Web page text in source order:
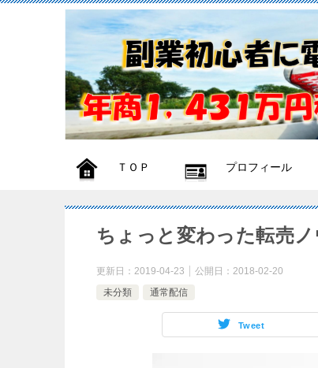
ＴＯＰ プロフィール
ちょっと変わった転売
更新日： 2019-04-23 公開日： 2018-02-20
未分類
通常配信
Tweet